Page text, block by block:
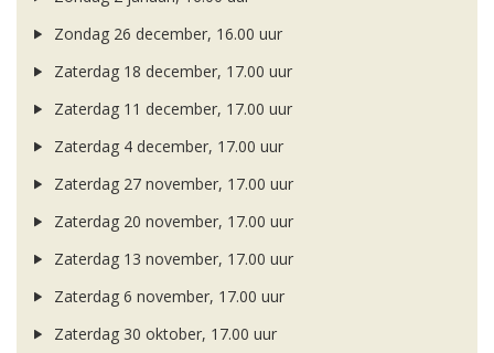
Zondag 26 december, 16.00 uur
Zaterdag 18 december, 17.00 uur
Zaterdag 11 december, 17.00 uur
Zaterdag 4 december, 17.00 uur
Zaterdag 27 november, 17.00 uur
Zaterdag 20 november, 17.00 uur
Zaterdag 13 november, 17.00 uur
Zaterdag 6 november, 17.00 uur
Zaterdag 30 oktober, 17.00 uur